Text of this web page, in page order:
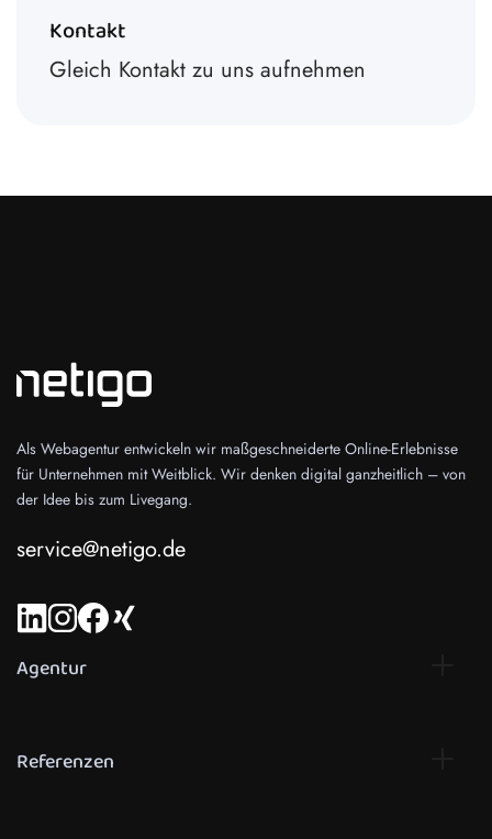
Kontakt
Gleich Kontakt zu uns aufnehmen
Als Webagentur entwickeln wir maßgeschneiderte Online-Erlebnisse
für Unternehmen mit Weitblick. Wir denken digital ganzheitlich – von
der Idee bis zum Livegang.
service@netigo.de
Agentur
Referenzen